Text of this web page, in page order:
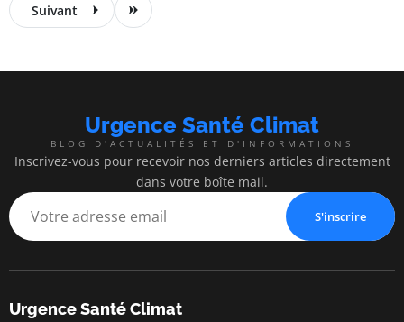
Suivant
Urgence Santé Climat
BLOG D'ACTUALITÉS ET D'INFORMATIONS
Inscrivez-vous pour recevoir nos derniers articles directement
dans votre boîte mail.
S'inscrire
Urgence Santé Climat